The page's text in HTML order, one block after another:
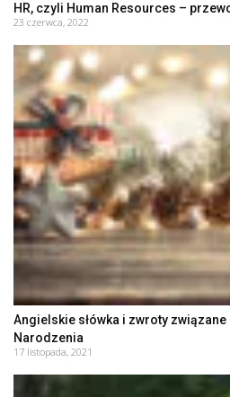
HR, czyli Human Resources –
23 czerwca, 2022
Angielskie słówka i zwroty
Narodzenia
17 listopada, 2021